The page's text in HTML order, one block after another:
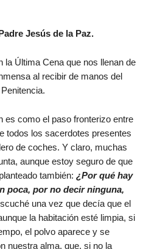
Jesús de la Paz.
la Última Cena que nos llenan de
al recibir de manos del
es como el paso fronterizo entre
todos los sacerdotes presentes
de coches. Y claro, muchas
aunque estoy seguro de que
también: ¿Por qué hay
poca, por no decir ninguna,
una vez que decía que el
la habitación esté limpia, si
el polvo aparece y se
nuestra alma, que, si no la